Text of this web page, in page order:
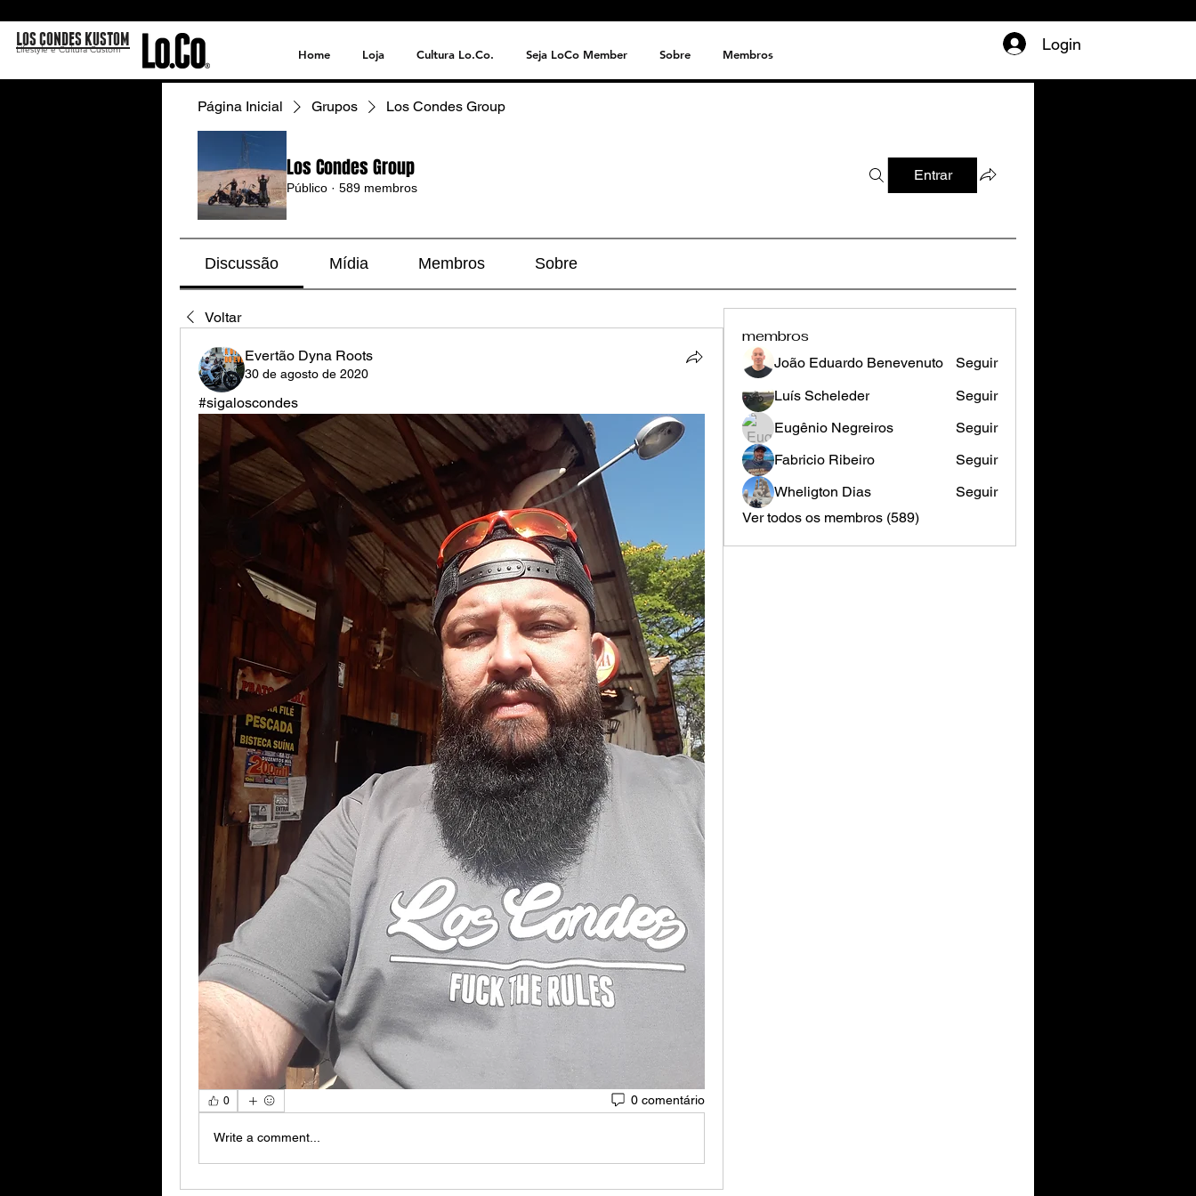
LOS CONDES KUSTOM
Lifestyle e Cultura Custom Home Loja Cultura Lo.Co. Seja LoCo Member Sobre Membros
Login
Página Inicial Grupos Los Condes Group
Los Condes Group
Público · 589 membros
Entrar
Discussão Mídia Membros Sobre
Voltar
Evertão Dyna Roots
30 de agosto de 2020
#sigaloscondes
0 0 comentário
Write a comment...
membros
João Eduardo Benevenuto
Seguir
Luís Scheleder
Seguir
Eugênio Negreiros
Seguir
Fabricio Ribeiro
Seguir
Wheligton Dias
Seguir
Ver todos os membros (589)